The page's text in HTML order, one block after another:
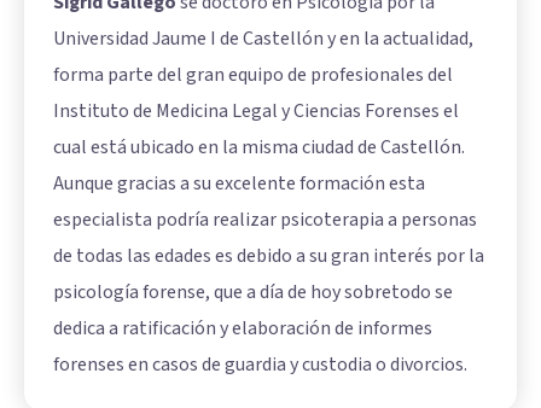
Universidad Jaume I de Castellón y en la actualidad,
forma parte del gran equipo de profesionales del
Instituto de Medicina Legal y Ciencias Forenses el
cual está ubicado en la misma ciudad de Castellón.
Aunque gracias a su excelente formación esta
especialista podría realizar psicoterapia a personas
de todas las edades es debido a su gran interés por la
psicología forense, que a día de hoy sobretodo se
dedica a ratificación y elaboración de informes
forenses en casos de guardia y custodia o divorcios.